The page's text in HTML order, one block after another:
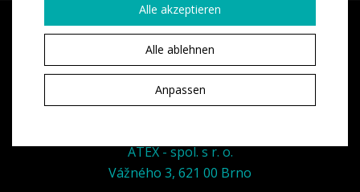
Alle akzeptieren
Alle ablehnen
Anpassen
ATEX - spol. s r. o.
Vážného 3, 621 00 Brno